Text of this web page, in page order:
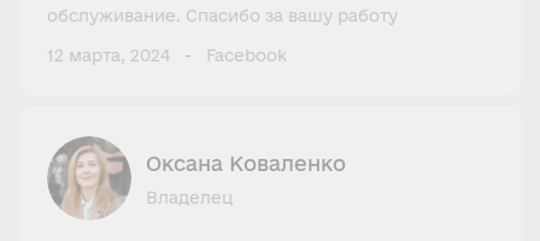
обслуживание. Спасибо за вашу работу
12 марта, 2024 Facebook
Оксана Коваленко
Владелец